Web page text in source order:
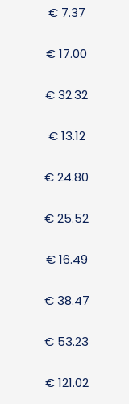
€ 7.37
€ 17.00
€ 32.32
€ 13.12
€ 24.80
€ 25.52
€ 16.49
€ 38.47
€ 53.23
€ 121.02